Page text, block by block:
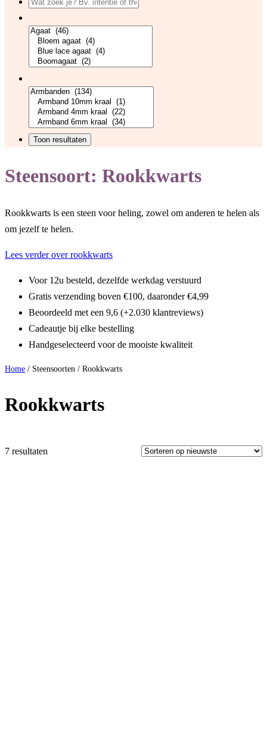
Steensoort: Rookkwarts
Rookkwarts is een steen voor heling, zowel om anderen te helen als
om jezelf te helen.
Lees verder over rookkwarts
Voor 12u besteld, dezelfde werkdag verstuurd
Gratis verzending boven €100, daaronder €4,99
Beoordeeld met een 9,6 (+2.030 klantreviews)
Cadeautje bij elke bestelling
Handgeselecteerd voor de mooiste kwaliteit
Home / Steensoorten / Rookkwarts
Rookkwarts
7 resultaten